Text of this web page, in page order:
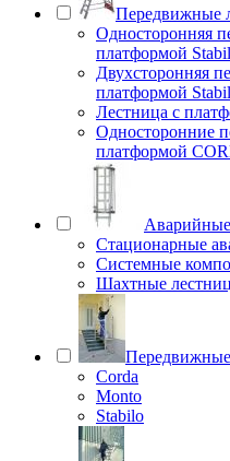
Передвижные
Односторонняя
платформой
Двухсторонняя
платформой
Лестница с
Односторонние
платформой
Стационарные
Системные
Шахтные
Corda
Monto
Stabilo